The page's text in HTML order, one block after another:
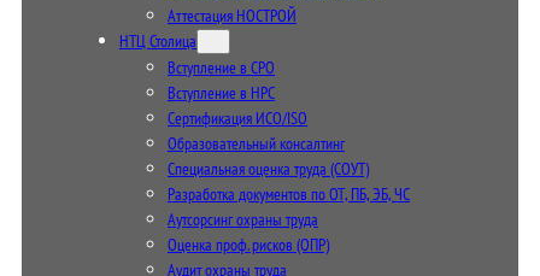
Аттестация НОСТРОЙ
НТЦ Столица
Вступление в СРО
Вступление в НРС
Сертификация ИСО/ISO
Образовательный консалтинг
Специальная оценка труда (СОУТ)
Разработка документов по ОТ, ПБ, ЭБ, ЧС
Аутсорсинг охраны труда
Оценка проф. рисков (ОПР)
Аудит охраны труда